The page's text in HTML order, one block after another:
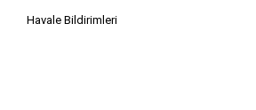
Havale Bildirimleri